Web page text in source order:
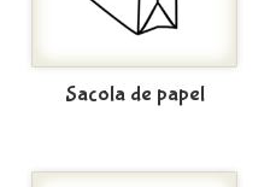
Sacola de papel